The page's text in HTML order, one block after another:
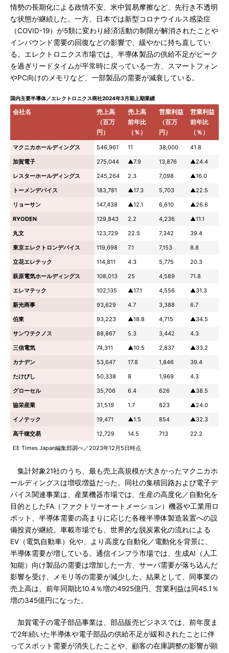
情勢の長期化による政情不安、米中貿易摩擦など、先行き不透明
な状態が継続した。一方、日本では新型コロナウイルス感染症
（COVID-19）が5類に変わり経済活動の制限が解消されたことや
インバウンド需要の回復などの影響で、緩やかに持ち直してい
る。エレクトロニクス市場では、半導体製品の供給不足がピーク
を過ぎリードタイムが平常時に戻っている一方、スマートフォン
やPC向けのメモリなど、一部製品の需要が減衰している。
国内主要半導体／エレクトロニクス商社2024年3月期上期業績
会社名
売上高
（百万
円）
売上高
前年比
（％）
営業利益
（百万
円）
営業利益
前年比
（％）
マクニカホールディングス 546,961 11 38,000
41.8
加賀電子
275,044 ▲7.9 13,876
▲24.4
レスターホールディングス
245,264 2.3 7,098
▲16.0
トーメンデバイス
183,781 ▲17.3 5,703
▲22.5
リョーサン
147,438 ▲12.1 6,610
▲26.6
RYODEN
129,843 2.2 4,236
▲11.1
丸文
123,729 22.5 7,342
39.4
東京エレクトロンデバイス
119,698 7.1 7,153
8.8
立花エレテック
114,811 4.3 5,775
20.3
萩原電気ホールディングス
108,013 25 4,589
71.8
エレマテック
102,135 ▲17.1 4,556
▲31.3
新光商事
93,629 4.7 3,388
6.7
伯東
93,223 ▲18.8 4,715
▲34.5
サンワテクノス
88,867 5.3 3,442
4.3
三信電気
74,311 ▲10.5 2,837
▲33.2
カナデン
53,647 17.8 1,846
39.4
たけびし
50,338 8 1,969
4.3
グローセル
35,706 6.4 626
▲38.5
協栄産業
31,519 1.7 823
▲24.0
イノテック
19,471 ▲1.5 854
▲32.3
高千穂交易
12,729 14.5 713
22.2
EE Times Japan編集部調べ／2023年12月5日時点
集計対象21社のうち、最も売上高規模が大きかったマクニカホ
ールディングスは増収増益だった。同社の集積回路および電子デ
バイス関連事業は、産業機器市場では、生産の高度化／自動化を
目的としたFA（ファクトリーオートメーション）機器や工業用ロ
ボット、半導体需要の高まりに応じた各種半導体製造装置への設
備投資が継続。車載市場でも、世界的な脱炭素化の流れによる
EV（電気自動車）化や、より高度な自動化／電動化を背景に、
半導体需要が増している。通信インフラ市場では、生成AI（人工
知能）向け製品の需要は増加した一方、サーバ需要が落ち込んだ
影響を受け、メモリ等の需要が減少した。結果として、同事業の
売上高は、前年同期比10.4％増の4925億円、営業利益は同45.1％
増の345億円になった。
加賀電子の電子部品事業は、部品販売ビジネスでは、前年度ま
で2年続いた半導体や電子部品の供給不足が緩和されたことに伴
ってスポット需要が消失したことや、顧客の在庫調整の影響が顕